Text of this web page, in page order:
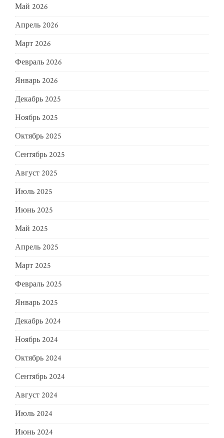
Май 2026
Апрель 2026
Март 2026
Февраль 2026
Январь 2026
Декабрь 2025
Ноябрь 2025
Октябрь 2025
Сентябрь 2025
Август 2025
Июль 2025
Июнь 2025
Май 2025
Апрель 2025
Март 2025
Февраль 2025
Январь 2025
Декабрь 2024
Ноябрь 2024
Октябрь 2024
Сентябрь 2024
Август 2024
Июль 2024
Июнь 2024